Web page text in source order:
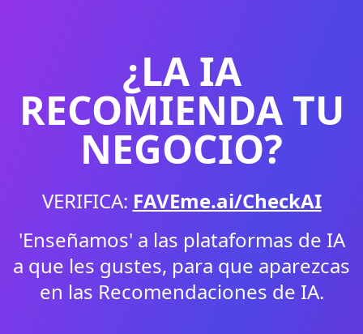
¿LA IA
RECOMIENDA TU
NEGOCIO?
VERIFICA: FAVEme.ai/CheckAI
'Enseñamos' a las plataformas de IA
a que les gustes, para que aparezcas
en las Recomendaciones de IA.